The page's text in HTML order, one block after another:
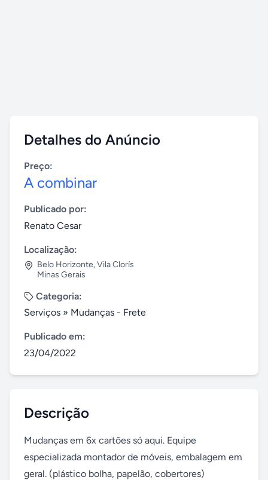
Detalhes do Anúncio
Preço:
A combinar
Publicado por:
Renato Cesar
Localização:
Belo Horizonte,Vila Clorís
Minas Gerais
Categoria:
Serviços » Mudanças - Frete
Publicado em:
23/04/2022
Descrição
Mudanças em 6x cartões só aqui. Equipe
especializada montador de móveis, embalagem em
geral. (plástico bolha, papelão, cobertores)